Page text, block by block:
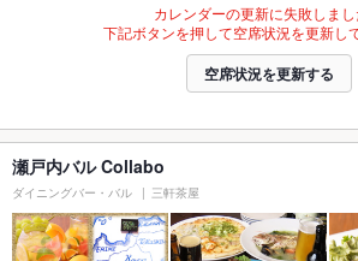
カレンダーの更新に失敗しまし
下記ボタンを押して空席状況を更新し
空席状況を更新する
瀬戸内バル Collabo
ダイニングバー・バル 三軒茶屋